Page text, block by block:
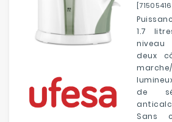
1.7
deux
de
Sans